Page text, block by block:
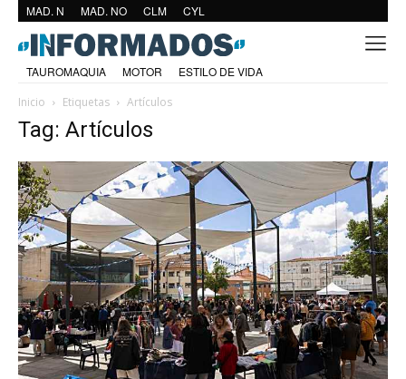
MAD. N MAD. NO CLM CYL
TAUROMAQUIA MOTOR
ESTILO DE VIDA
Inicio
Etiquetas Artículos
Tag: Artículos